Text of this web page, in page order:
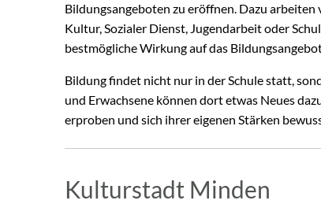
Bildungsangeboten zu eröffnen. Dazu
Kultur, Sozialer Dienst, Jugendarbeit oder
bestmögliche Wirkung auf das
Bildung findet nicht nur in der Schule statt,
und Erwachsene können dort etwas Neues
erproben und sich ihrer eigenen Stärken
Kulturstadt Minden